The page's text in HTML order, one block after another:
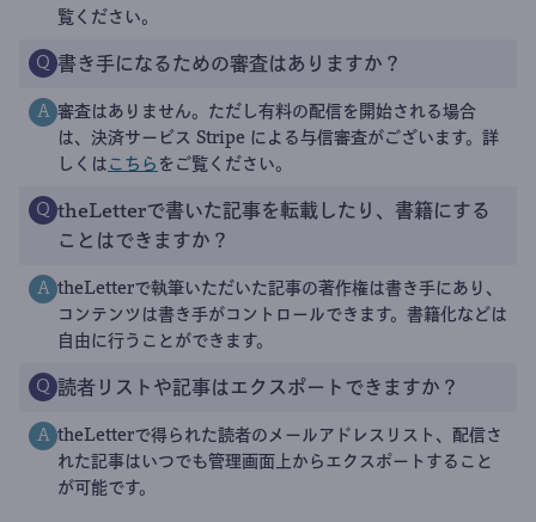
覧ください。
Q 書き手になるための審査はありますか？
A 審査はありません。ただし有料の配信を開始される場合
は、決済サービス Stripe による与信審査がございます。詳
しくは こちら をご覧ください。
Q theLetterで書いた記事を転載したり、書籍にする
ことはできますか？
A theLetterで執筆いただいた記事の著作権は書き手にあり、
コンテンツは書き手がコントロールできます。書籍化などは
自由に行うことができます。
Q 読者リストや記事はエクスポートできますか？
A theLetterで得られた読者のメールアドレスリスト、配信さ
れた記事はいつでも管理画面上からエクスポートすること
が可能です。